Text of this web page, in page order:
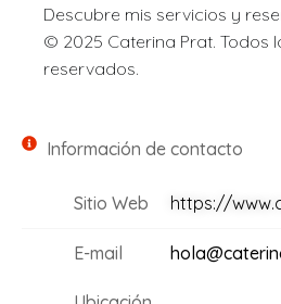
Descubre mis servicios y
© 2025 Caterina Prat. Todos
reservados.
Información de contacto
Sitio Web https://
E-mail